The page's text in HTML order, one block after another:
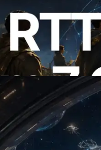
Slot API：新
测量，Validators